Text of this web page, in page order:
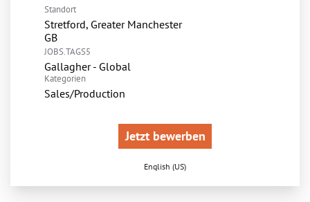
Standort
Stretford, Greater Manchester
JOBS.TAGS5
Gallagher - Global
Kategorien
Sales/Production
Jetzt bewerben
English (US)